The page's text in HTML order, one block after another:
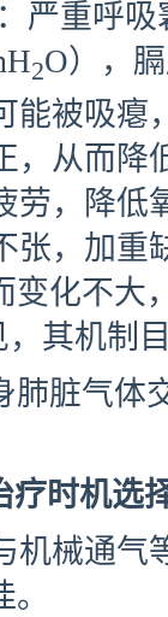
严重呼
2O），
能被吸瘪
，从而降
劳，降低
张，加重
变化不大
，其机制
脏气体
疗时机选
械通气